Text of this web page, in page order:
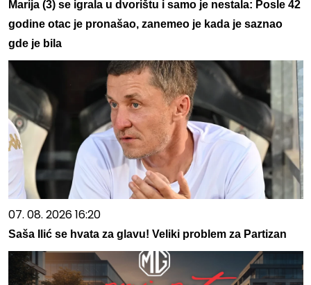
Marija (3) se igrala u dvorištu i samo je nestala: Posle 42
godine otac je pronašao, zanemeo je kada je saznao
gde je bila
07. 08. 2026 16:20
Saša Ilić se hvata za glavu! Veliki problem za Partizan